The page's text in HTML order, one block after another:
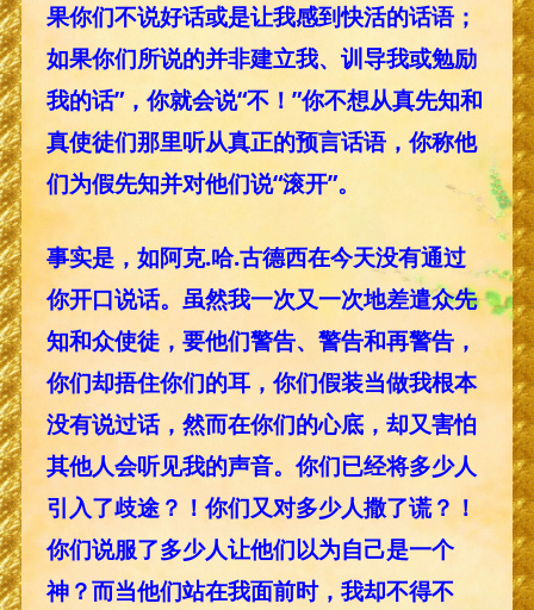
果你们不说好话或是让我感到快活的话语；
如果你们所说的并非建立我、训导我或勉励
我的话”，你就会说“不！”你不想从真先知和
真使徒们那里听从真正的预言话语，你称他
们为假先知并对他们说“滚开”。
事实是，如阿克.哈.古德西在今天没有通过
你开口说话。虽然我一次又一次地差遣众先
知和众使徒，要他们警告、警告和再警告，
你们却捂住你们的耳，你们假装当做我根本
没有说过话，然而在你们的心底，却又害怕
其他人会听见我的声音。你们已经将多少人
引入了歧途？！你们又对多少人撒了谎？！
你们说服了多少人让他们以为自己是一个
神？而当他们站在我面前时，我却不得不